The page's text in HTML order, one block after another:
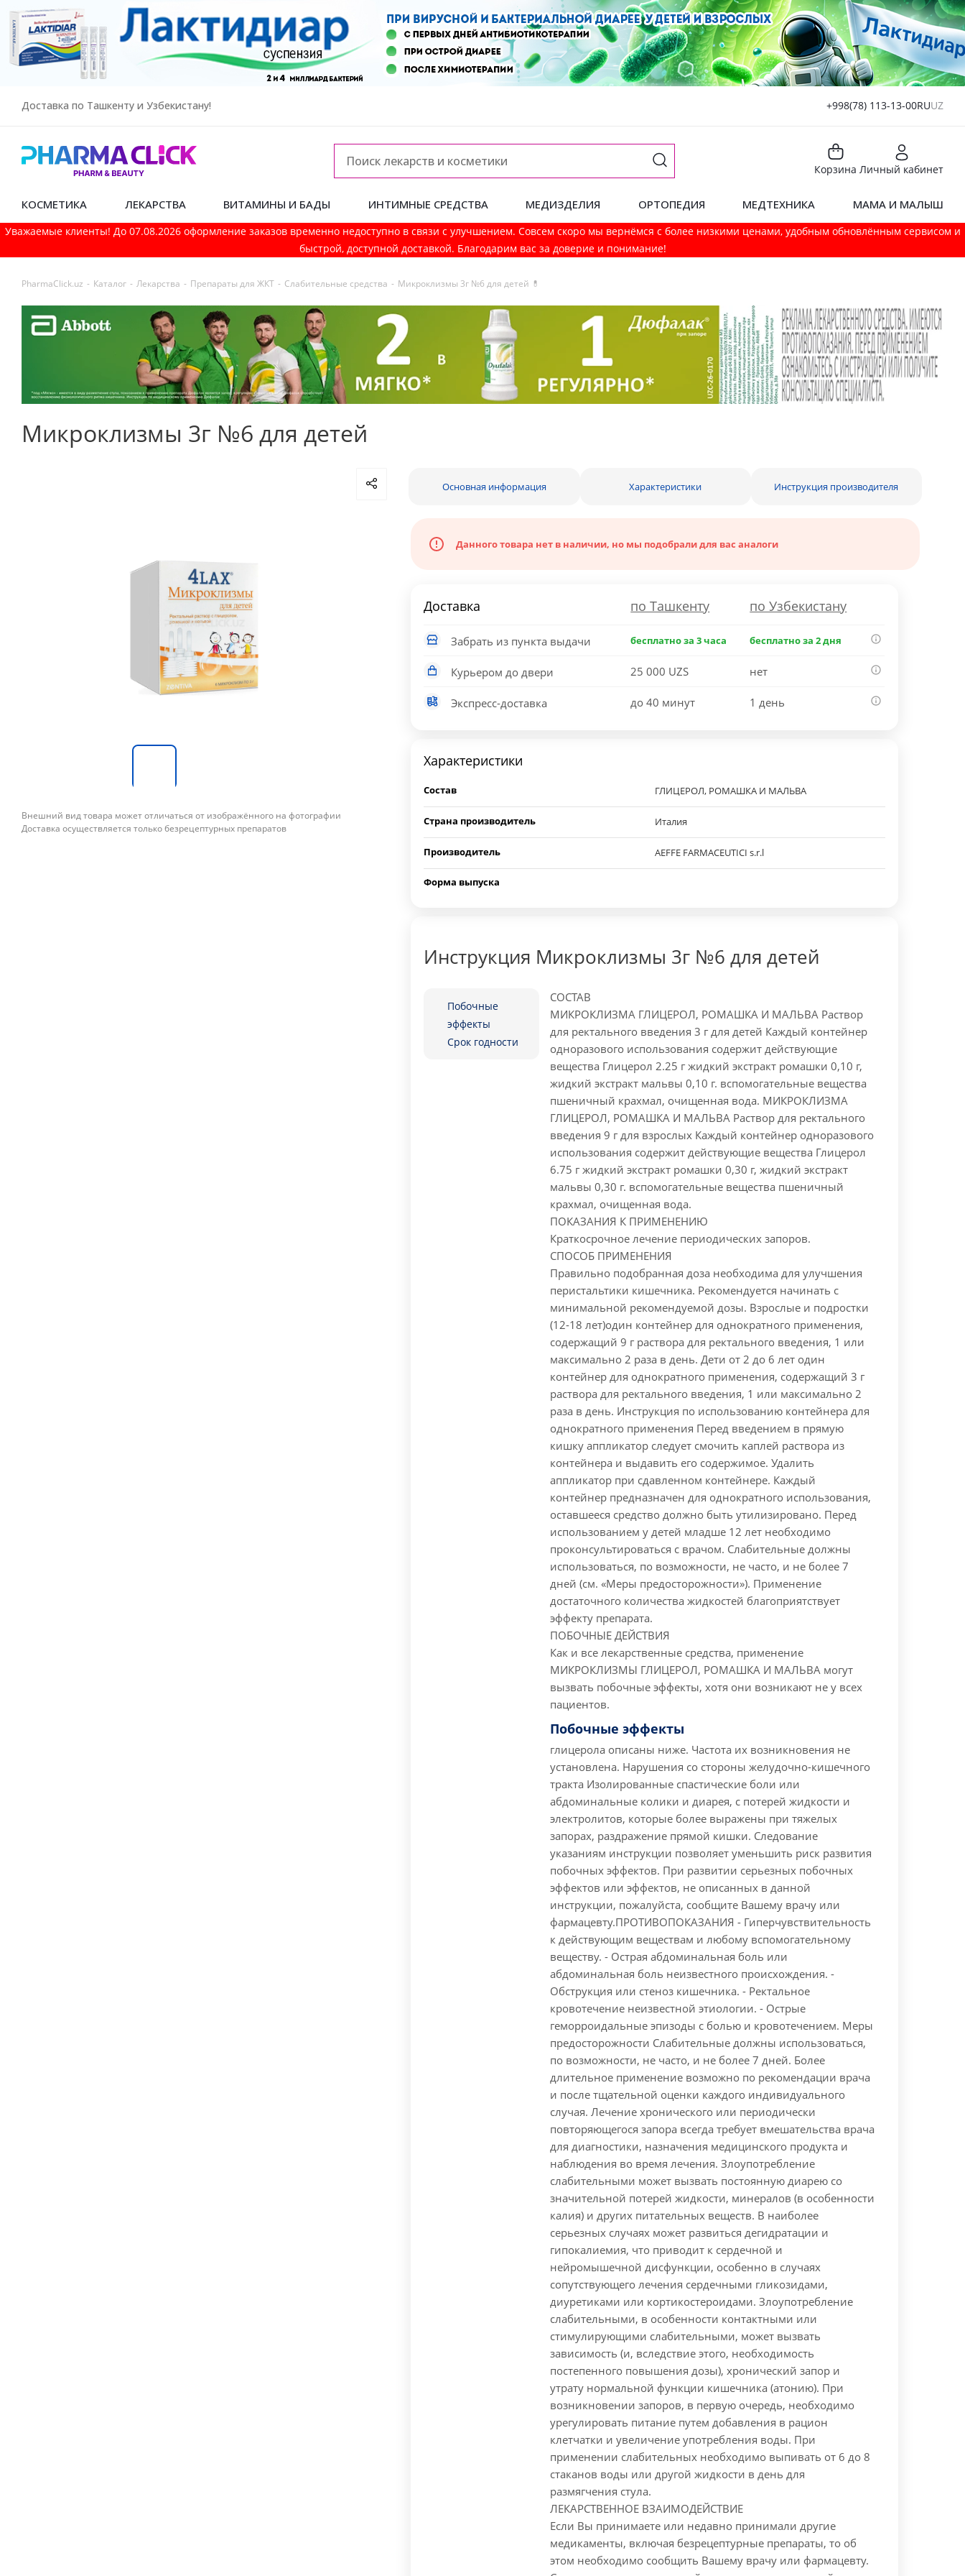
Доставка по Ташкенту и Узбекистану! +998(78) 113-13-00RUUZ
Корзина Личный кабинет
КОСМЕТИКА ЛЕКАРСТВА ВИТАМИНЫ И БАДЫ ИНТИМНЫЕ СРЕДСТВА МЕДИЗДЕЛИЯ ОРТОПЕДИЯ МЕДТЕХНИКА МАМА И МАЛЫШ
Уважаемые клиенты! До 07.08.2026 оформление заказов временно недоступно в связи с улучшением. Совсем скоро мы вернёмся с более низкими ценами, удобным обновлённым сервисом и
быстрой, доступной доставкой. Благодарим вас за доверие и понимание!
PharmaСlick.uz - Каталог - Лекарства - Препараты для ЖКТ - Слабительные средства - Микроклизмы 3г №6 для детей 💊
Микроклизмы 3г №6 для детей
Внешний вид товара может отличаться от изображённого на фотографии
Доставка осуществляется только безрецептурных препаратов
Основная информация Характеристики Инструкция производителя
Данного товара нет в наличии, но мы подобрали для вас аналоги
Доставка по Ташкенту по Узбекистану
Забрать из пункта выдачи бесплатно за 3 часа бесплатно за 2 дня
Курьером до двери 25 000 UZS нет
Экспресс-доставка до 40 минут 1 день
Характеристики
Состав ГЛИЦЕРОЛ, РОМАШКА И МАЛЬВА
Страна производитель Италия
Производитель AEFFE FARMACEUTICI s.r.l
Форма выпуска
Инструкция Микроклизмы 3г №6 для детей
Побочные
эффекты
Срок годности
СОСТАВ
МИКРОКЛИЗМА ГЛИЦЕРОЛ, РОМАШКА И МАЛЬВА Раствор
для ректального введения 3 г для детей Каждый контейнер
одноразового использования содержит действующие
вещества Глицерол 2.25 г жидкий экстракт ромашки 0,10 г,
жидкий экстракт мальвы 0,10 г. вспомогательные вещества
пшеничный крахмал, очищенная вода. МИКРОКЛИЗМА
ГЛИЦЕРОЛ, РОМАШКА И МАЛЬВА Раствор для ректального
введения 9 г для взрослых Каждый контейнер одноразового
использования содержит действующие вещества Глицерол
6.75 г жидкий экстракт ромашки 0,30 г, жидкий экстракт
мальвы 0,30 г. вспомогательные вещества пшеничный
крахмал, очищенная вода.
ПОКАЗАНИЯ К ПРИМЕНЕНИЮ
Краткосрочное лечение периодических запоров.
СПОСОБ ПРИМЕНЕНИЯ
Правильно подобранная доза необходима для улучшения
перистальтики кишечника. Рекомендуется начинать с
минимальной рекомендуемой дозы. Взрослые и подростки
(12-18 лет)один контейнер для однократного применения,
содержащий 9 г раствора для ректального введения, 1 или
максимально 2 раза в день. Дети от 2 до 6 лет один
контейнер для однократного применения, содержащий 3 г
раствора для ректального введения, 1 или максимально 2
раза в день. Инструкция по использованию контейнера для
однократного применения Перед введением в прямую
кишку аппликатор следует смочить каплей раствора из
контейнера и выдавить его содержимое. Удалить
аппликатор при сдавленном контейнере. Каждый
контейнер предназначен для однократного использования,
оставшееся средство должно быть утилизировано. Перед
использованием у детей младше 12 лет необходимо
проконсультироваться с врачом. Слабительные должны
использоваться, по возможности, не часто, и не более 7
дней (см. «Меры предосторожности»). Применение
достаточного количества жидкостей благоприятствует
эффекту препарата.
ПОБОЧНЫЕ ДЕЙСТВИЯ
Как и все лекарственные средства, применение
МИКРОКЛИЗМЫ ГЛИЦЕРОЛ, РОМАШКА И МАЛЬВА могут
вызвать побочные эффекты, хотя они возникают не у всех
пациентов.
Побочные эффекты
глицерола описаны ниже. Частота их возникновения не
установлена. Нарушения со стороны желудочно-кишечного
тракта Изолированные спастические боли или
абдоминальные колики и диарея, с потерей жидкости и
электролитов, которые более выражены при тяжелых
запорах, раздражение прямой кишки. Следование
указаниям инструкции позволяет уменьшить риск развития
побочных эффектов. При развитии серьезных побочных
эффектов или эффектов, не описанных в данной
инструкции, пожалуйста, сообщите Вашему врачу или
фармацевту.ПРОТИВОПОКАЗАНИЯ - Гиперчувствительность
к действующим веществам и любому вспомогательному
веществу. - Острая абдоминальная боль или
абдоминальная боль неизвестного происхождения. -
Обструкция или стеноз кишечника. - Ректальное
кровотечение неизвестной этиологии. - Острые
геморроидальные эпизоды с болью и кровотечением. Меры
предосторожности Слабительные должны использоваться,
по возможности, не часто, и не более 7 дней. Более
длительное применение возможно по рекомендации врача
и после тщательной оценки каждого индивидуального
случая. Лечение хронического или периодически
повторяющегося запора всегда требует вмешательства врача
для диагностики, назначения медицинского продукта и
наблюдения во время лечения. Злоупотребление
слабительными может вызвать постоянную диарею со
значительной потерей жидкости, минералов (в особенности
калия) и других питательных веществ. В наиболее
серьезных случаях может развиться дегидратации и
гипокалиемия, что приводит к сердечной и
нейромышечной дисфункции, особенно в случаях
сопутствующего лечения сердечными гликозидами,
диуретиками или кортикостероидами. Злоупотребление
слабительными, в особенности контактными или
стимулирующими слабительными, может вызвать
зависимость (и, вследствие этого, необходимость
постепенного повышения дозы), хронический запор и
утрату нормальной функции кишечника (атонию). При
возникновении запоров, в первую очередь, необходимо
урегулировать питание путем добавления в рацион
клетчатки и увеличение употребления воды. При
применении слабительных необходимо выпивать от 6 до 8
стаканов воды или другой жидкости в день для
размягчения стула.
ЛЕКАРСТВЕННОЕ ВЗАИМОДЕЙСТВИЕ
Если Вы принимаете или недавно принимали другие
медикаменты, включая безрецептурные препараты, то об
этом необходимо сообщить Вашему врачу или фармацевту.